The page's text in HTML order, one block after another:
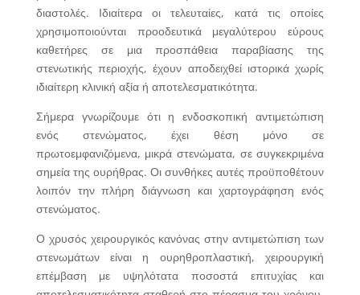
διαστολές. Ιδιαίτερα οι τελευταίες, κατά τις οποίες
χρησιμοποιούνται προοδευτικά μεγαλύτερου εύρους
καθετήρες σε μια προσπάθεια παραβίασης της
στενωτικής περιοχής, έχουν αποδειχθεί ιστορικά χωρίς
ιδιαίτερη κλινική αξία ή αποτελεσματικότητα.
Σήμερα γνωρίζουμε ότι η ενδοσκοπική αντιμετώπιση
ενός στενώματος, έχει θέση μόνο σε
πρωτοεμφανιζόμενα, μικρά στενώματα, σε συγκεκριμένα
σημεία της ουρήθρας. Οι συνθήκες αυτές προϋποθέτουν
λοιπόν την πλήρη διάγνωση και χαρτογράφηση ενός
στενώματος.
Ο χρυσός χειρουργικός κανόνας στην αντιμετώπιση των
στενωμάτων είναι η ουρηθροπλαστική, χειρουργική
επέμβαση με υψηλότατα ποσοστά επιτυχίας και